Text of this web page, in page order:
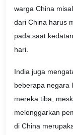
warga China
dari China harus
pada saat
hari.
India juga
beberapa negara
mereka tiba,
melonggarkan
di China